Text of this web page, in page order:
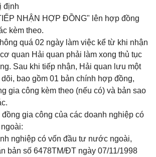
định
NHẬN HỢP ĐỒNG" lên hợp đồng
kèm theo.
quá 02 ngày làm việc kể từ khi nhận
quan Hải quan phải làm xong thủ tục
Sau khi tiếp nhận, Hải quan lưu một
bao gồm 01 bản chính hợp đồng,
gia công kèm theo (nếu có) và bản sao
gia công của các doanh nghiệp có
nghiệp có vốn đầu tư nước ngoài,
bản số 6478TM/ĐT ngày 07/11/1998